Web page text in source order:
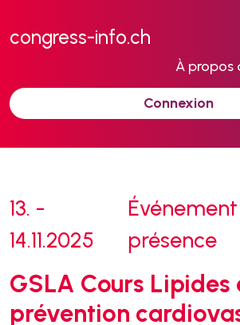
congress-info.ch
À propos
Connexion
13. -
14.11.2025
présence
GSLA Cours Lipides
prévention